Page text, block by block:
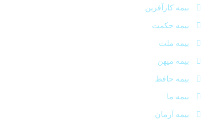
بیمه کارآفرین
بیمه حکمت
بیمه ملت
بیمه میهن
بیمه حافظ
بیمه ما
بیمه آرمان